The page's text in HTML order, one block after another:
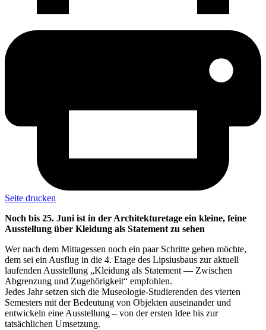
Seite drucken
Noch bis 25. Juni ist in der Architekturetage ein kleine, feine
Ausstellung über Kleidung als Statement zu sehen
Wer nach dem Mittagessen noch ein paar Schritte gehen möchte,
dem sei ein Ausflug in die 4. Etage des Lipsiusbaus zur aktuell
laufenden Ausstellung „Kleidung als Statement — Zwischen
Abgrenzung und Zugehörigkeit“ empfohlen.
Jedes Jahr setzen sich die Museologie-Studierenden des vierten
Semesters mit der Bedeutung von Objekten auseinander und
entwickeln eine Ausstellung – von der ersten Idee bis zur
tatsächlichen Umsetzung.